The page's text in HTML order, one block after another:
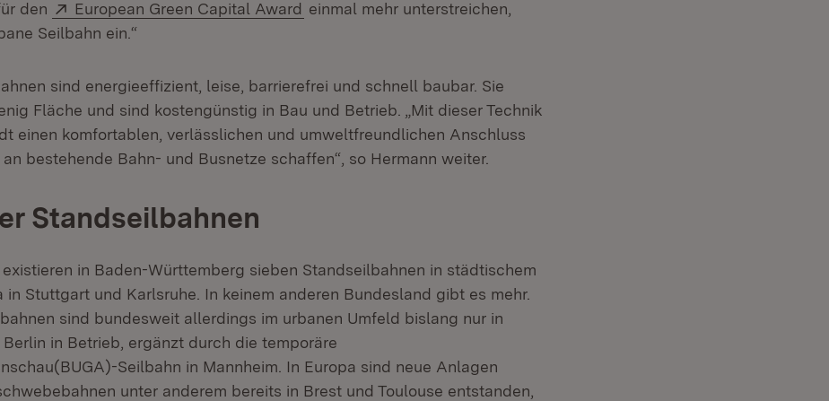
den
Extern:
European Green Capital Award (Öffnet in neuem Fenster)
einmal mehr unterstreichen,
Seilbahn ein.“
sind energieeffizient, leise, barrierefrei und schnell baubar. Sie
Fläche und sind kostengünstig in Bau und Betrieb. „Mit dieser Technik
einen komfortablen, verlässlichen und umweltfreundlichen Anschluss
bestehende Bahn- und Busnetze schaffen“, so Hermann weiter.
Standseilbahnen
in Baden-Württemberg sieben Standseilbahnen in städtischem
in Stuttgart und Karlsruhe. In keinem anderen Bundesland gibt es mehr.
sind bundesweit allerdings im urbanen Umfeld bislang nur in
in Betrieb, ergänzt durch die temporäre
Seilbahn in Mannheim. In Europa sind neue Anlagen
unter anderem bereits in Brest und Toulouse entstanden,